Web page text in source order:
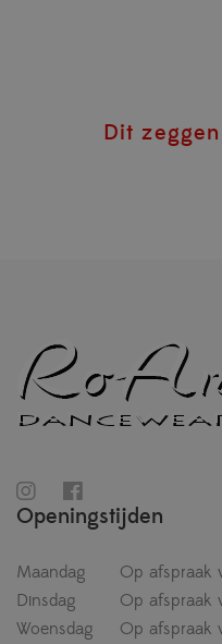
Dit
Openingstijden
Maandag
Op afspraak
Dinsdag
Op afspraak
Woensdag
Op afspraak